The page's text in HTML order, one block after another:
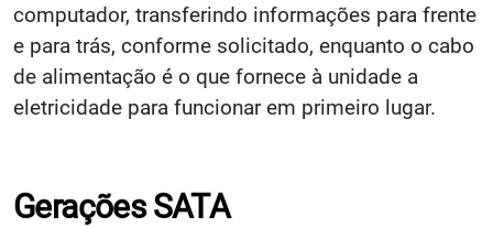
computador, transferindo informações para frente
e para trás, conforme solicitado, enquanto o cabo
de alimentação é o que fornece à unidade a
eletricidade para funcionar em primeiro lugar.
Gerações SATA